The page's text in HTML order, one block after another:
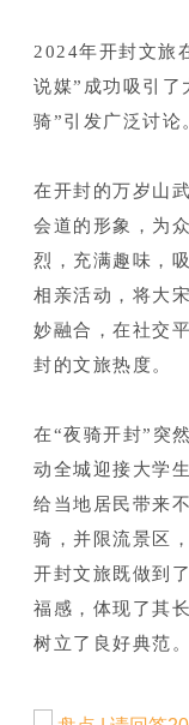
2024年开封文旅
说媒”成功吸引了
骑”引发广泛讨论
在开封的万岁山
会道的形象，为
烈，充满趣味，
相亲活动，将大
妙融合，在社交
封的文旅热度。
在“夜骑开封”突
动全城迎接大学
给当地居民带来
骑，并限流景区
开封文旅既做到
福感，体现了其
树立了良好典范。